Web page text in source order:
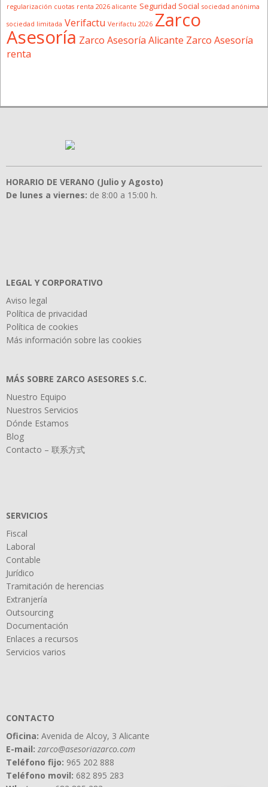
regularización cuotas renta 2026 alicante Seguridad Social sociedad anónima
sociedad limitada Verifactu Verifactu 2026 Zarco
Asesoría Zarco Asesoría Alicante Zarco Asesoría
renta
HORARIO DE VERANO (Julio y Agosto)
De lunes a viernes: de 8:00 a 15:00 h.
LEGAL Y CORPORATIVO
Aviso legal
Política de privacidad
Política de cookies
Más información sobre las cookies
MÁS SOBRE ZARCO ASESORES S.C.
Nuestro Equipo
Nuestros Servicios
Dónde Estamos
Blog
Contacto – 联系方式
SERVICIOS
Fiscal
Laboral
Contable
Jurídico
Tramitación de herencias
Extranjería
Outsourcing
Documentación
Enlaces a recursos
Servicios varios
CONTACTO
Oficina: Avenida de Alcoy, 3 Alicante
E-mail: zarco@asesoriazarco.com
Teléfono fijo: 965 202 888
Teléfono movil: 682 895 283